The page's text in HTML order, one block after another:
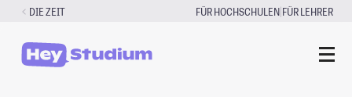
Zum
springen
DIE ZEIT FÜR HOCHSCHULEN|FÜR LEHRER